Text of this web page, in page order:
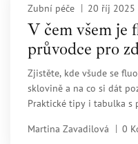
Zubní péče 20 říj 2025
V čem všem je
průvodce pro
Zjistěte, kde všude se
sklovině a na co si dát
Praktické tipy i tabulka s
Martina Zavadilová 0